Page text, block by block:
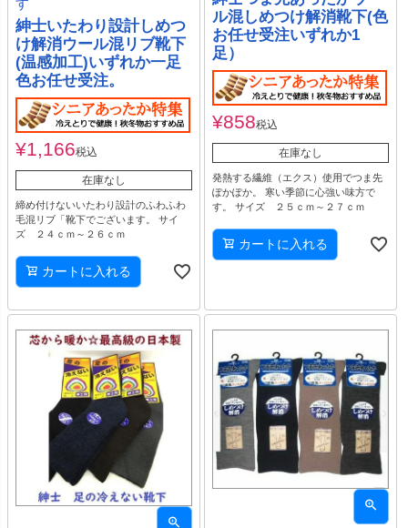
す
紳士いたわり設計しめつ
け解消ウール混リブ靴下
(温感加工)いずれか一足
色お任せ受注。
¥1,166税込
在庫なし
締め付けないいたわり設計のふわふわ
毛混リブ「靴下でございます。 サイ
ズ ２４ｃｍ～２６ｃｍ
カートに入れる
ル混しめつけ解消靴下(色
お任せ受注いずれか1
足）
¥858税込
在庫なし
発熱する繊維（エクス）使用でつま先
ぽかぽか。 寒い季節に心強い味方で
す。 サイズ ２５ｃｍ～２７ｃｍ
カートに入れる